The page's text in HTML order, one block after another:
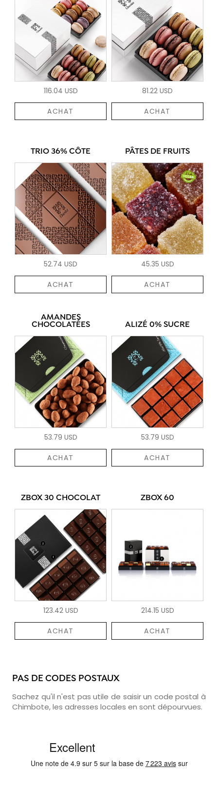
116.04 USD
ACHAT
81.22 USD
ACHAT
TRIO 36% CÔTE
52.74 USD
ACHAT
PÂTES DE FRUITS
45.35 USD
ACHAT
AMANDES
CHOCOLATÉES
53.79 USD
ACHAT
ALIZÉ 0% SUCRE
53.79 USD
ACHAT
ZBOX 30 CHOCOLAT
123.42 USD
ACHAT
ZBOX 60
214.15 USD
ACHAT
PAS DE CODES POSTAUX
Sachez qu'il n'est pas utile de saisir un code postal à
Chimbote, les adresses locales en sont dépourvues.